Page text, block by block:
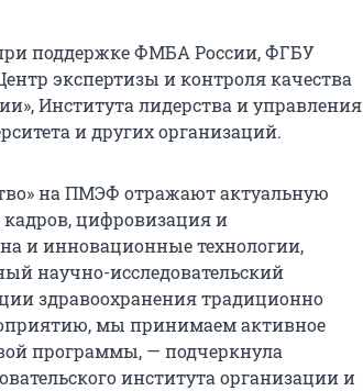
поддержке ФМБА России, ФГБУ
экспертизы и контроля качества
Института лидерства и управления
и других организаций.
на ПМЭФ отражают актуальную
кадров, цифровизация и
и инновационные технологии,
научно-исследовательский
здравоохранения традиционно
мы принимаем активное
программы, — подчеркнула
института организации и